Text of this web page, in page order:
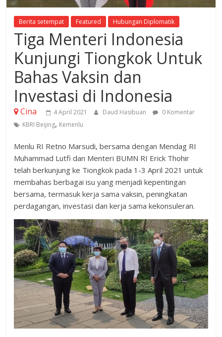
Berita setempat Featured Hubungan Diplomatik
Tiga Menteri Indonesia
Kunjungi Tiongkok Untuk
Bahas Vaksin dan
Investasi di Indonesia
Cina 4 April 2021 Daud Hasibuan
0 Komentar
KBRI Beijing, Kemenlu
Menlu RI Retno Marsudi, bersama dengan Mendag RI
Muhammad Lutfi dan Menteri BUMN RI Erick Thohir
telah berkunjung ke Tiongkok pada 1-3 April 2021 untuk
membahas berbagai isu yang menjadi kepentingan
bersama, termasuk kerja sama vaksin, peningkatan
perdagangan, investasi dan kerja sama kekonsuleran.